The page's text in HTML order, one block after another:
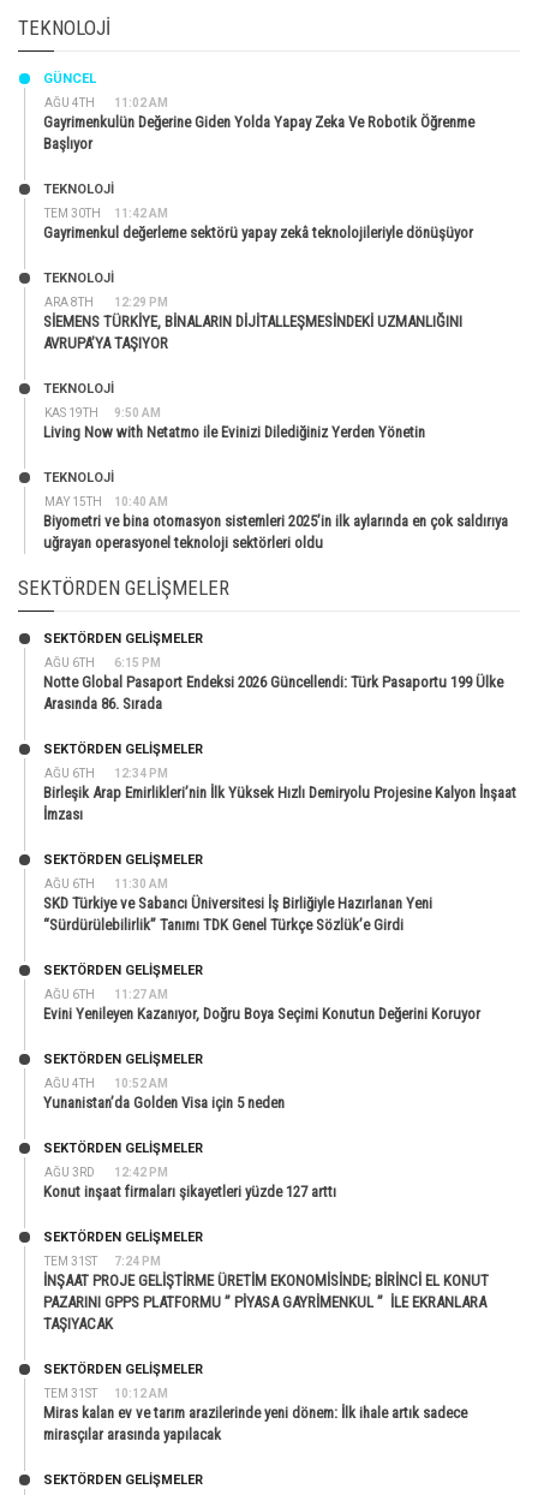
TEKNOLOJI
AĞU 4TH 11:02 AM
GÜNCEL
Gayrimenkulün Değerine Giden Yolda Yapay Zeka Ve Robotik Öğrenme
Başlıyor
TEM 30TH 11:42 AM
TEKNOLOJİ
Gayrimenkul değerleme sektörü yapay zekâ teknolojileriyle dönüşüyor
ARA 8TH 12:29 PM
TEKNOLOJİ
SİEMENS TÜRKİYE, BİNALARIN DİJİTALLEŞMESİNDEKİ UZMANLIĞINI
AVRUPA’YA TAŞIYOR
KAS 19TH 9:50 AM
TEKNOLOJİ
Living Now with Netatmo ile Evinizi Dilediğiniz Yerden Yönetin
MAY 15TH 10:40 AM
TEKNOLOJİ
Biyometri ve bina otomasyon sistemleri 2025’in ilk aylarında en çok saldırıya
uğrayan operasyonel teknoloji sektörleri oldu
SEKTÖRDEN GELIŞMELER
AĞU 6TH 6:15 PM
SEKTÖRDEN GELIŞMELER
Notte Global Pasaport Endeksi 2026 Güncellendi: Türk Pasaportu 199 Ülke
Arasında 86. Sırada
AĞU 6TH 12:34 PM
SEKTÖRDEN GELIŞMELER
Birleşik Arap Emirlikleri’nin İlk Yüksek Hızlı Demiryolu Projesine Kalyon İnşaat
İmzası
AĞU 6TH 11:30 AM
SEKTÖRDEN GELIŞMELER
SKD Türkiye ve Sabancı Üniversitesi İş Birliğiyle Hazırlanan Yeni
“Sürdürülebilirlik” Tanımı TDK Genel Türkçe Sözlük’e Girdi
AĞU 6TH 11:27 AM
SEKTÖRDEN GELIŞMELER
Evini Yenileyen Kazanıyor, Doğru Boya Seçimi Konutun Değerini Koruyor
AĞU 4TH 10:52 AM
SEKTÖRDEN GELIŞMELER
Yunanistan’da Golden Visa için 5 neden
AĞU 3RD 12:42 PM
SEKTÖRDEN GELIŞMELER
Konut inşaat firmaları şikayetleri yüzde 127 arttı
TEM 31ST 7:24 PM
SEKTÖRDEN GELIŞMELER
İNŞAAT PROJE GELİŞTİRME ÜRETİM EKONOMİSİNDE; BİRİNCİ EL KONUT
PAZARINI GPPS PLATFORMU ” PİYASA GAYRİMENKUL ” İLE EKRANLARA
TAŞIYACAK
TEM 31ST 10:12 AM
SEKTÖRDEN GELIŞMELER
Miras kalan ev ve tarım arazilerinde yeni dönem: İlk ihale artık sadece
mirasçılar arasında yapılacak
SEKTÖRDEN GELIŞMELER